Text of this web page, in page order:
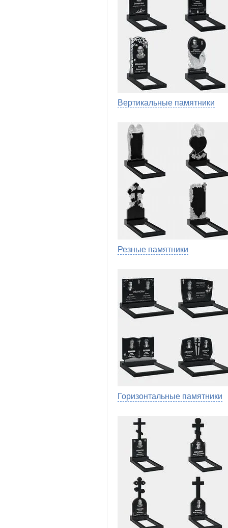
Вертикальные памятники
Резные памятники
Горизонтальные памятники